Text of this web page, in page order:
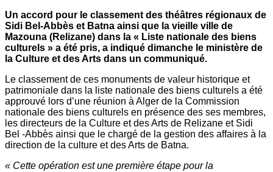
Un accord pour le classement des théâtres régionaux de
Sidi Bel-Abbès et Batna ainsi que la vieille ville de
Mazouna (Relizane) dans la « Liste nationale des biens
culturels » a été pris, a indiqué dimanche le ministère de
la Culture et des Arts dans un communiqué.
Le classement de ces monuments de valeur historique et
patrimoniale dans la liste nationale des biens culturels a été
approuvé lors d’une réunion à Alger de la Commission
nationale des biens culturels en présence des ses membres,
les directeurs de la Culture et des Arts de Relizane et Sidi
Bel -Abbès ainsi que le chargé de la gestion des affaires à la
direction de la culture et des Arts de Batna.
« Cette opération est une première étape pour la